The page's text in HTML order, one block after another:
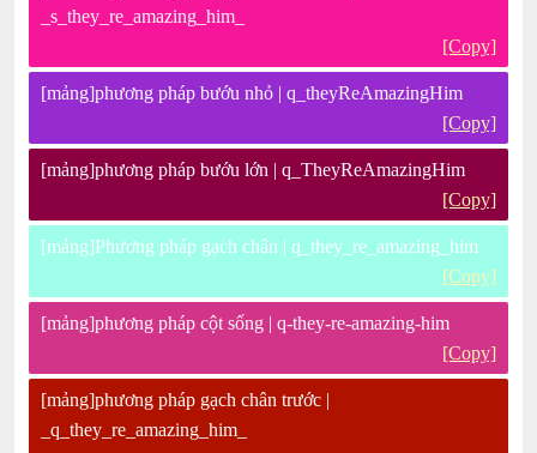
_s_they_re_amazing_him_
[Copy]
[mảng]phương pháp bướu nhỏ | q_theyReAmazingHim
[Copy]
[mảng]phương pháp bướu lớn | q_TheyReAmazingHim
[Copy]
[mảng]Phương pháp gạch chân | q_they_re_amazing_him
[Copy]
[mảng]phương pháp cột sống | q-they-re-amazing-him
[Copy]
[mảng]phương pháp gạch chân trước |
_q_they_re_amazing_him_